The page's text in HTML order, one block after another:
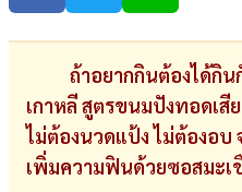
ถ้าอยากกินต้องได้กิน
เกาหลี สูตรขนมปังทอดเสี
ไม่ต้องนวดแป้ง ไม่ต้องอบ
เพิ่มความฟินด้วยซอสมะเ
หวย
บอล
สด
การ